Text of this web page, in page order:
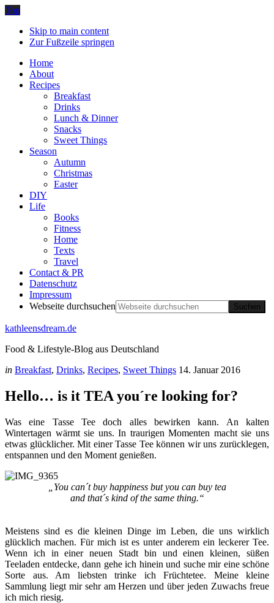
Top
Skip to main content
Zur Fußzeile springen
Home
About
Recipes
Breakfast
Drinks
Lunch & Dinner
Snacks
Sweet Things
Season
Autumn
Christmas
Easter
DIY
Life
Books
Fitness
Home
Texts
Travel
Contact & PR
Datenschutz
Impressum
Webseite durchsuchen
kathleensdream.de
Food & Lifestyle-Blog aus Deutschland
in Breakfast, Drinks, Recipes, Sweet Things 14. Januar 2016
Hello… is it TEA you´re looking for?
Was eine Tasse Tee doch alles bewirken kann. An kalten
Wintertagen wärmt sie uns. In traurigen Momenten macht sie uns
etwas glücklicher. Mit einer Tasse Tee können wir uns zurücklegen,
entspannen und den Moment genießen.
„You can´t buy happiness but you can buy tea
and that´s kind of the same thing.“
Meistens sind es die kleinen Dinge im Leben, die uns wirklich
glücklich machen. Für mich ist es unter anderem ein leckerer Tee.
Wenn ich in einer neuen Stadt bin und einen kleinen, süßen
Teeladen entdecke, dann gehe ich hinein und suche mir eine schöne
Sorte aus. Am liebsten trinke ich Früchtetee. Meine kleine
Sammlung liegt mir sehr am Herzen und über jeden Zuwachs freue
ich mich riesig.